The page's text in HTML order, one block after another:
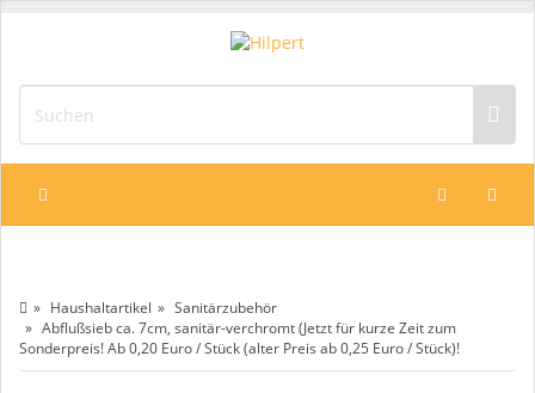
Haushaltartikel
Sanitärzubehör
Abflußsieb ca. 7cm, sanitär-verchromt (Jetzt für kurze Zeit zum
Sonderpreis! Ab 0,20 Euro / Stück (alter Preis ab 0,25 Euro / Stück)!